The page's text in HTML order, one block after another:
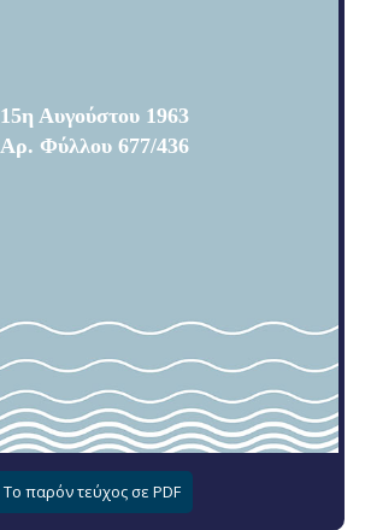
15η Αυγούστου 1963
Αρ. Φύλλου 677/436
Το παρόν τεύχος σε PDF